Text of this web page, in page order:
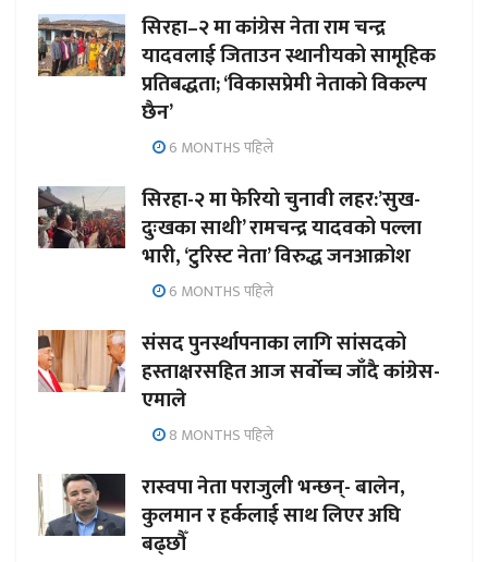
सिरहा–२ मा कांग्रेस नेता राम चन्द्र
यादवलाई जिताउन स्थानीयको सामूहिक
प्रतिबद्धता; ‘विकासप्रेमी नेताको विकल्प
छैन’
6 MONTHS पहिले
सिरहा-२ मा फेरियो चुनावी लहर:’सुख-
दुःखका साथी’ रामचन्द्र यादवको पल्ला
भारी, ‘टुरिस्ट नेता’ विरुद्ध जनआक्रोश
6 MONTHS पहिले
संसद पुनर्स्थापनाका लागि सांसदको
हस्ताक्षरसहित आज सर्वोच्च जाँदै कांग्रेस-
एमाले
8 MONTHS पहिले
रास्वपा नेता पराजुली भन्छन्- बालेन,
कुलमान र हर्कलाई साथ लिएर अघि
बढ्छौँ